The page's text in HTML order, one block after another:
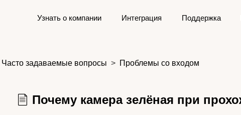
Узнать о компании Интеграция Поддержка
Часто задаваемые вопросы Проблемы со входом
Почему камера зелёная при